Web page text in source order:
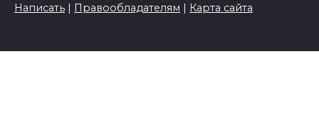
Написать | Правообладателям | Карта сайта